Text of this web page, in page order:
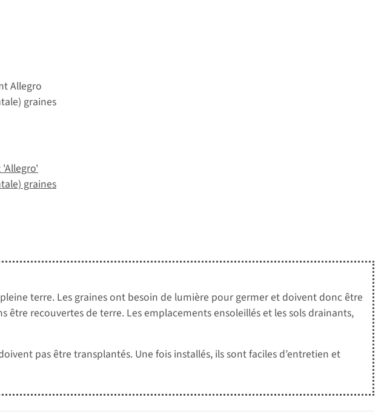
graines
terre. Les graines ont besoin de lumière pour germer et doivent donc être
être recouvertes de terre. Les emplacements ensoleillés et les sols drainants,
pas être transplantés. Une fois installés, ils sont faciles d’entretien et